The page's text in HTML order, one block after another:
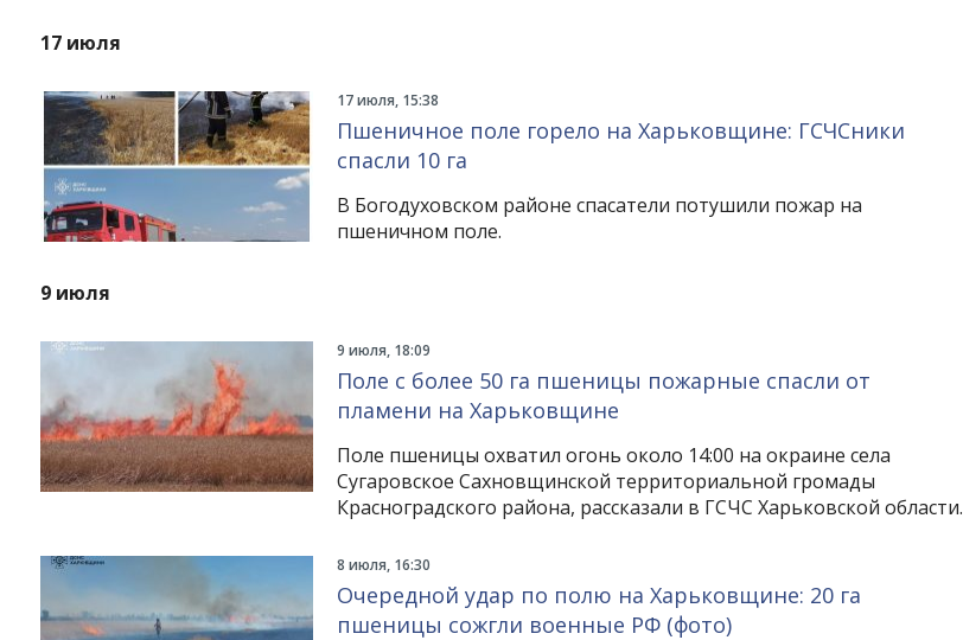
17 июля
17 июля, 15:38
Пшеничное поле горело на Харьковщине: ГСЧСники
спасли 10 га
В Богодуховском районе спасатели потушили пожар на
пшеничном поле.
9 июля
9 июля, 18:09
Поле с более 50 га пшеницы пожарные спасли от
пламени на Харьковщине
Поле пшеницы охватил огонь около 14:00 на окраине села
Сугаровское Сахновщинской территориальной громады
Красноградского района, рассказали в ГСЧС Харьковской области.
8 июля, 16:30
Очередной удар по полю на Харьковщине: 20 га
пшеницы сожгли военные РФ (фото)
InstagramFacebook
Twitter Youtube